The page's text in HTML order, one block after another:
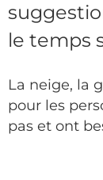
le temps
La neige, la
pour les
pas et ont